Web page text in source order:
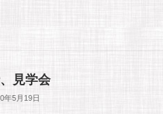
見学会
年5月19日